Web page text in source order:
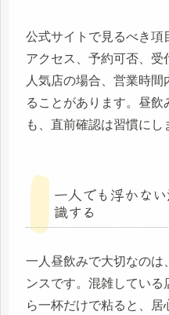
公式サイトで見るべき項
アクセス、予約可否、受
人気店の場合、営業時
ることがあります。昼飲
も、直前確認は習慣にし
一人でも浮かな
識する
一人昼飲みで大切なのは
ンスです。混雑してい
ら一杯だけで粘ると、居